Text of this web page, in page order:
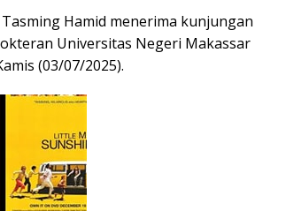
Hamid menerima kunjungan
Universitas Negeri Makassar
(03/07/2025).